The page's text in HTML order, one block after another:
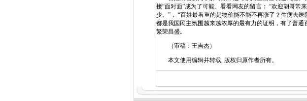
接“面对面”成为了可能。看看网友的留言： “欢迎胡哥
少。”， “百姓最看重的是物价能不能不再涨了？生病去
都是我国民主氛围越来越浓厚的最有力的证明，有了普
繁荣昌盛。
（审稿：王吉杰）
本文使用编辑并转载, 版权归原作者所有。